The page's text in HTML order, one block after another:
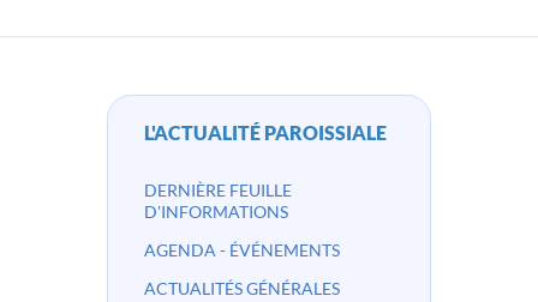
L'ACTUALITÉ PAROISSIALE
DERNIÈRE FEUILLE
D'INFORMATIONS
AGENDA - ÉVÉNEMENTS
ACTUALITÉS GÉNÉRALES